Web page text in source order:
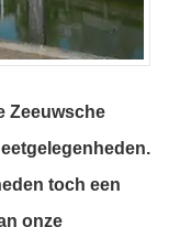
Zeeuwsche
toch een
onze